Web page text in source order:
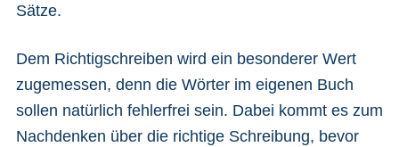
Sätze.
Dem Richtigschreiben wird ein besonderer Wert
zugemessen, denn die Wörter im eigenen Buch
sollen natürlich fehlerfrei sein. Dabei kommt es zum
Nachdenken über die richtige Schreibung, bevor